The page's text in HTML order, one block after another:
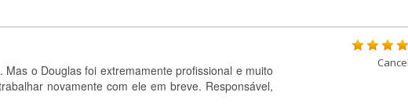
o Douglas foi extremamente profissional e muito
novamente com ele em breve. Responsável,